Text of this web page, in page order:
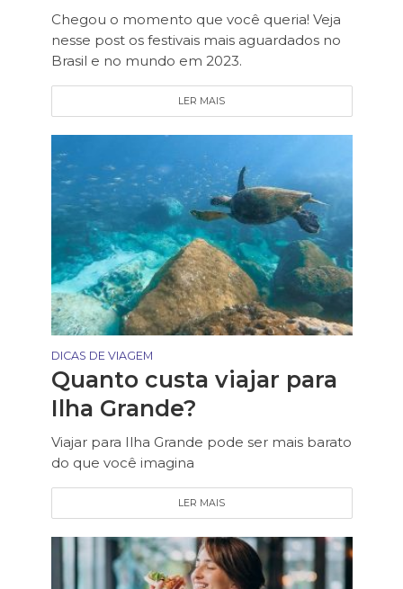
Chegou o momento que você queria! Veja
nesse post os festivais mais aguardados no
Brasil e no mundo em 2023.
LER MAIS
DICAS DE VIAGEM
Quanto custa viajar para
Ilha Grande?
Viajar para Ilha Grande pode ser mais barato
do que você imagina
LER MAIS